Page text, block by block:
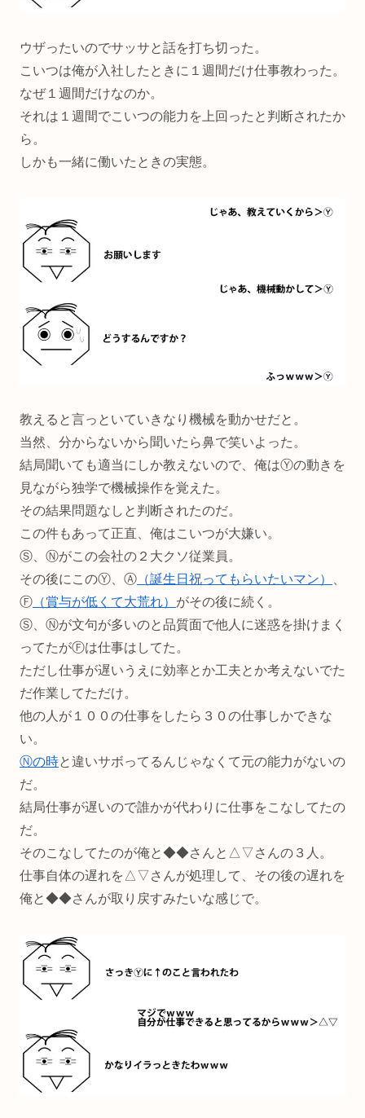
ウザったいのでサッサと話を打ち切った。
こいつは俺が入社したときに１週間だけ仕事教わった。
なぜ１週間だけなのか。
それは１週間でこいつの能力を上回ったと判断されたか
ら。
しかも一緒に働いたときの実態。
教えると言っといていきなり機械を動かせだと。
当然、分からないから聞いたら鼻で笑いよった。
結局聞いても適当にしか教えないので、俺はⓎの動きを
見ながら独学で機械操作を覚えた。
その結果問題なしと判断されたのだ。
この件もあって正直、俺はこいつが大嫌い。
Ⓢ、Ⓝがこの会社の２大クソ従業員。
その後にこのⓎ、Ⓐ （誕生日祝ってもらいたいマン）
、
Ⓕ （賞与が低くて大荒れ） がその後に続く。
Ⓢ、Ⓝが文句が多いのと品質面で他人に迷惑を掛けまく
ってたがⒻは仕事はしてた。
ただし仕事が遅いうえに効率とか工夫とか考えないでた
だ作業してただけ。
他の人が１００の仕事をしたら３０の仕事しかできな
い。
Ⓝの時と違いサボってるんじゃなくて元の能力がないの
だ。
結局仕事が遅いので誰かが代わりに仕事をこなしてたの
だ。
そのこなしてたのが俺と◆◆さんと△▽さんの３人。
仕事自体の遅れを△▽さんが処理して、その後の遅れを
俺と◆◆さんが取り戻すみたいな感じで。